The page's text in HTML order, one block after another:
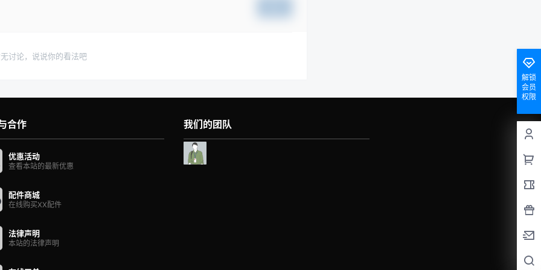
讨论，说说你的看法吧
解锁
会员
权限
合作
优惠活动
查看本站的最新优惠
配件商城
在线购买XX配件
法律声明
本站的法律声明
我们的团队